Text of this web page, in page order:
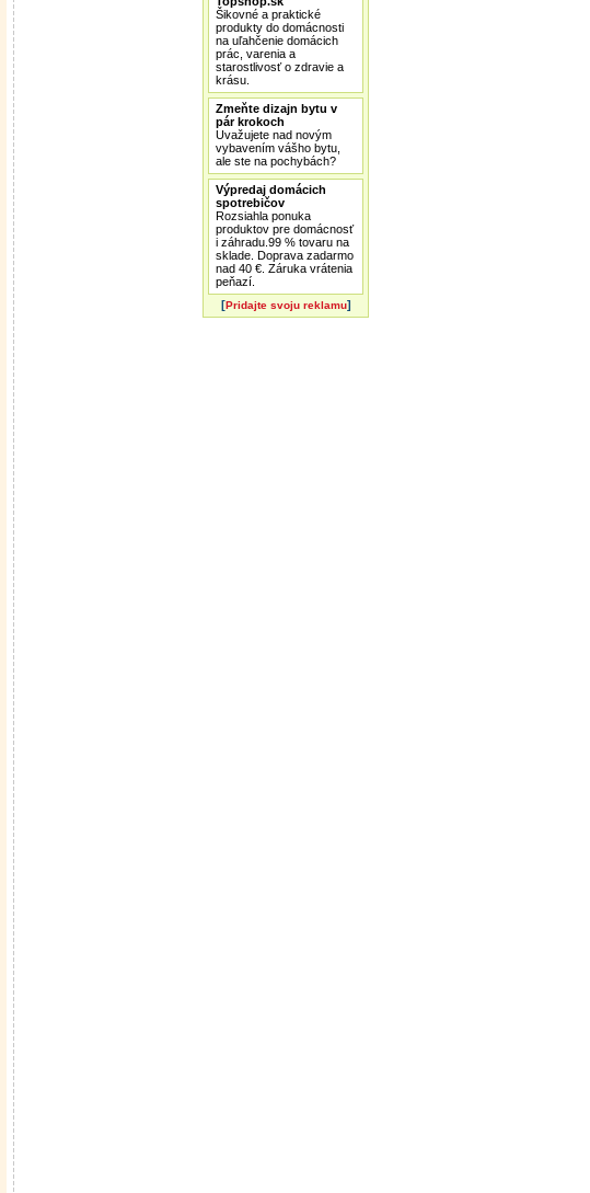
Šikovné a praktické
produkty do domácnosti
na uľahčenie domácich
prác, varenia a
starostlivosť o zdravie a
krásu.
Zmeňte dizajn bytu v
pár krokoch
Uvažujete nad novým
vybavením vášho bytu,
ale ste na pochybách?
Výpredaj domácich
spotrebičov
Rozsiahla ponuka
produktov pre domácnosť
i záhradu.99 % tovaru na
sklade. Doprava zadarmo
nad 40 €. Záruka vrátenia
peňazí.
[Pridajte svoju reklamu]